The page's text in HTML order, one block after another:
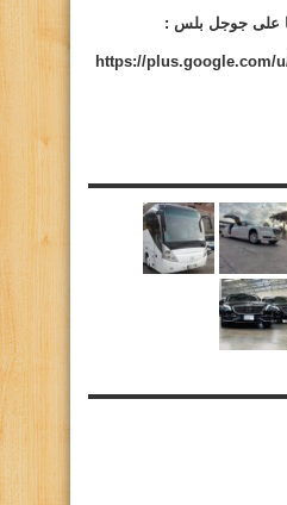
على جوجل بلس :
https://plus.google.com/u/